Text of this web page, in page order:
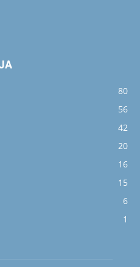
80
56
42
20
16
15
6
1